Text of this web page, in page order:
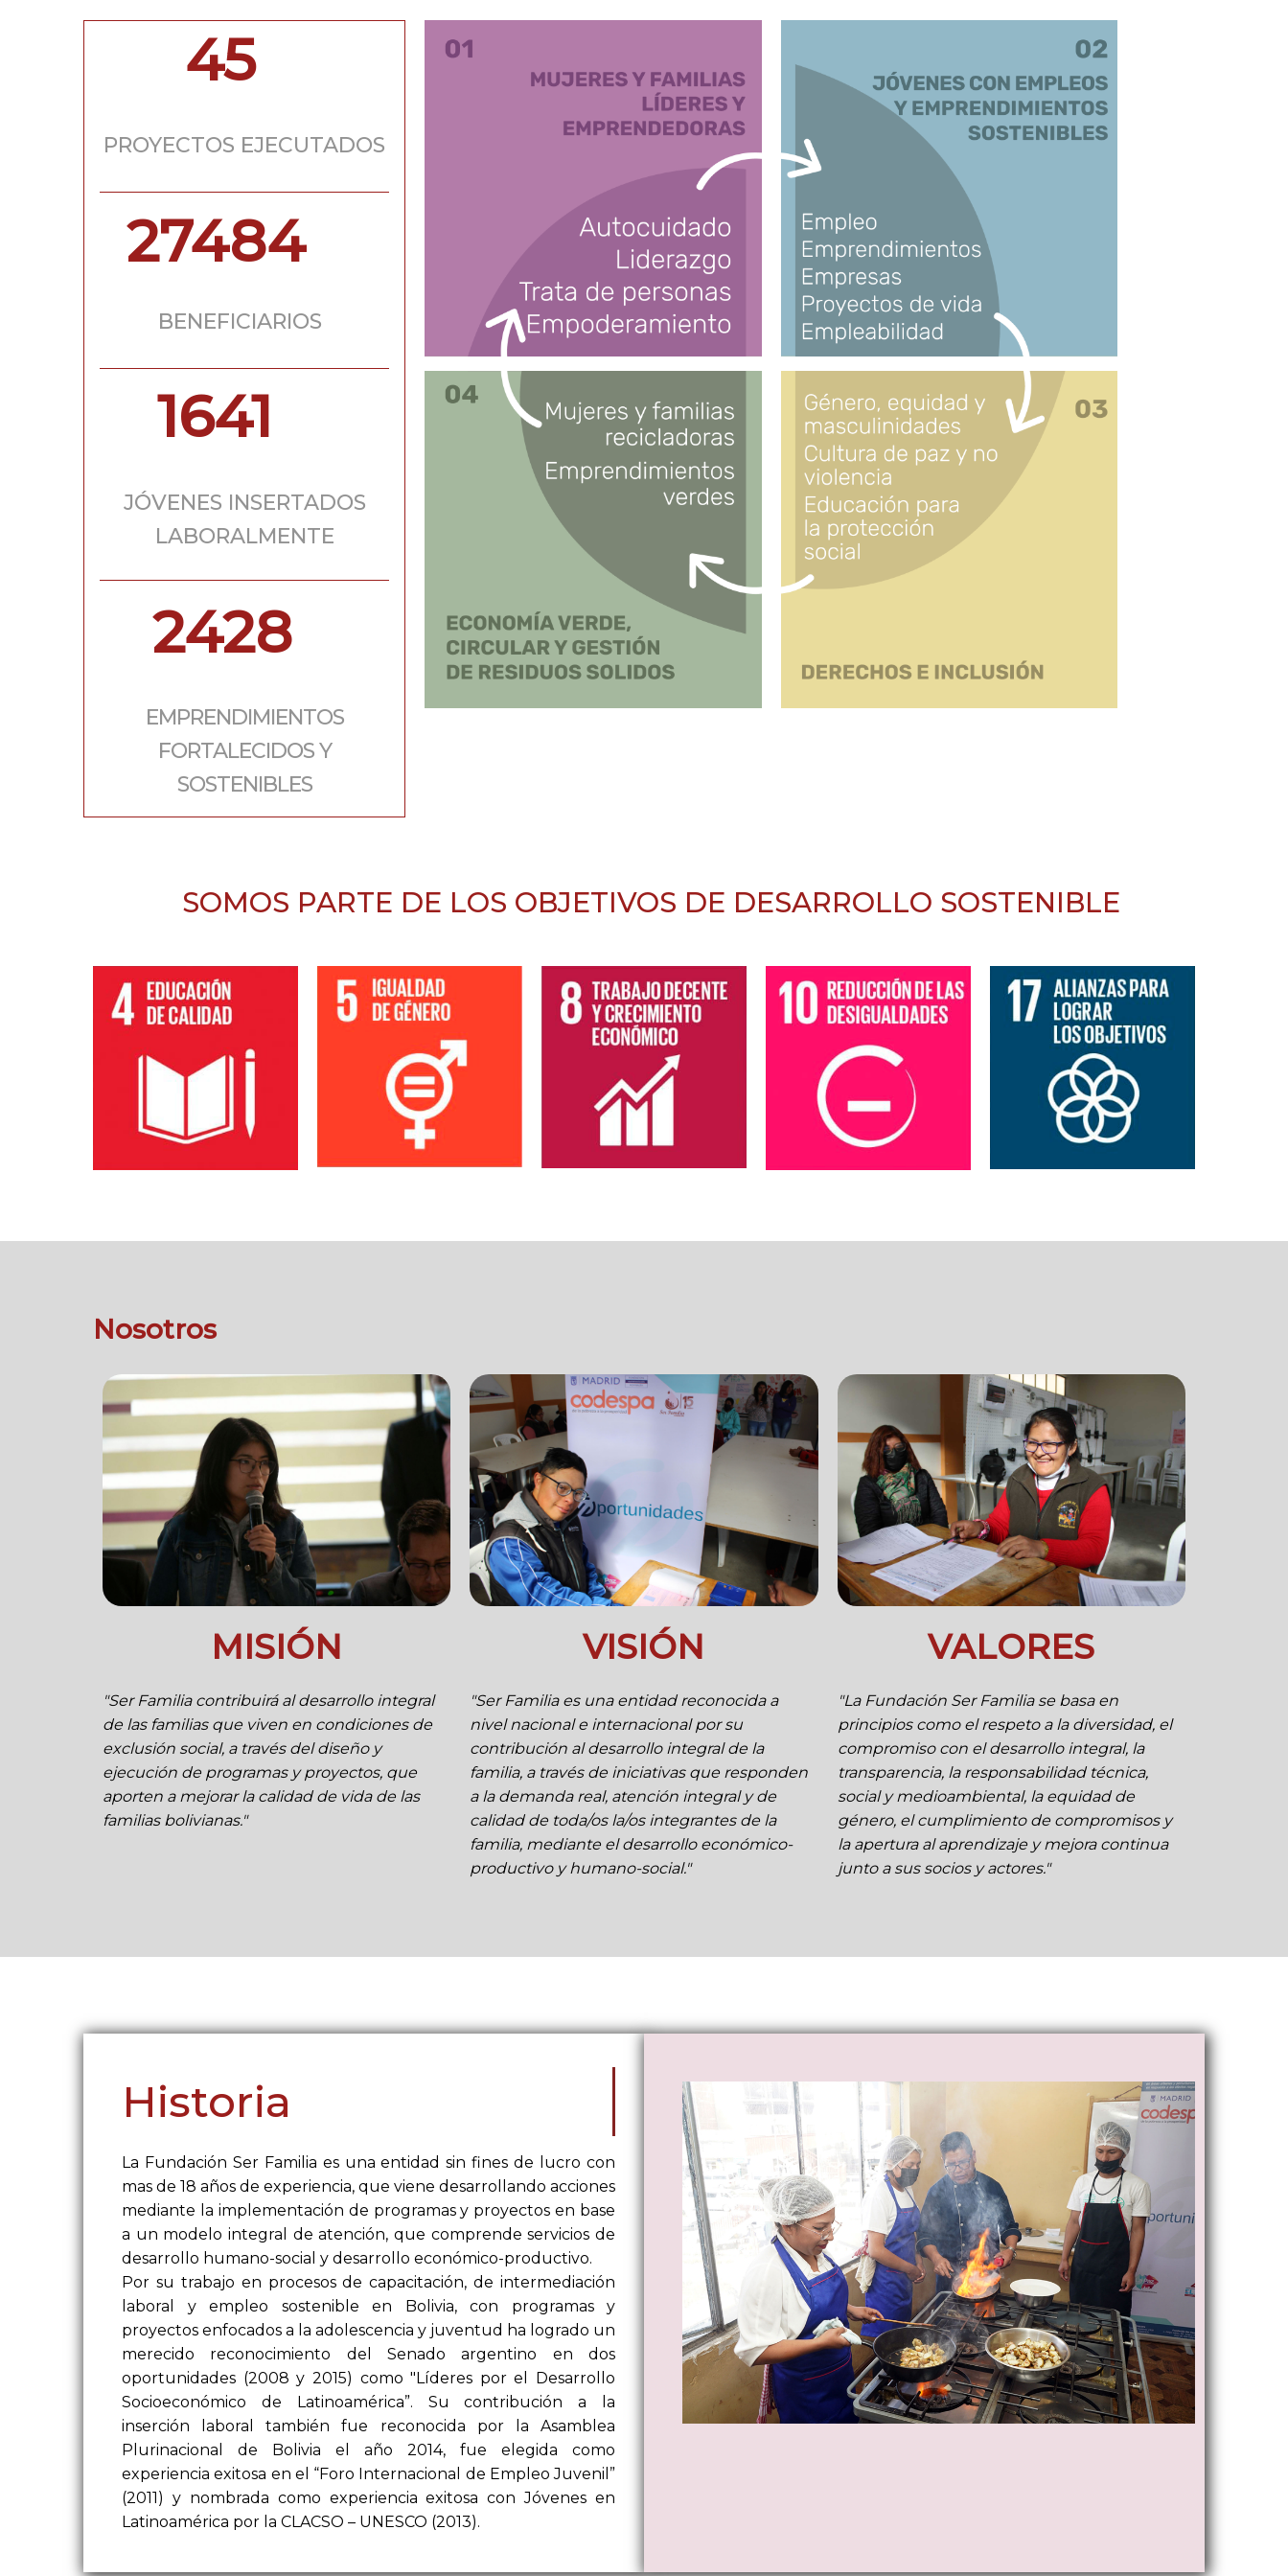
45
PROYECTOS EJECUTADOS
27484
BENEFICIARIOS
1641
JÓVENES INSERTADOS
LABORALMENTE
2428
EMPRENDIMIENTOS
FORTALECIDOS Y
SOSTENIBLES
SOMOS PARTE DE LOS OBJETIVOS DE DESARROLLO SOSTENIBLE
Nosotros
MISIÓN
"Ser Familia contribuirá al desarrollo integral
de las familias que viven en condiciones de
exclusión social, a través del diseño y
ejecución de programas y proyectos, que
aporten a mejorar la calidad de vida de las
familias bolivianas."
VISIÓN
"Ser Familia es una entidad reconocida a
nivel nacional e internacional por su
contribución al desarrollo integral de la
familia, a través de iniciativas que responden
a la demanda real, atención integral y de
calidad de toda/os la/os integrantes de la
familia, mediante el desarrollo económico-
productivo y humano-social."
VALORES
"La Fundación Ser Familia se basa en
principios como el respeto a la diversidad, el
compromiso con el desarrollo integral, la
transparencia, la responsabilidad técnica,
social y medioambiental, la equidad de
género, el cumplimiento de compromisos y
la apertura al aprendizaje y mejora continua
junto a sus socios y actores."
Historia
La Fundación Ser Familia es una entidad sin fines de lucro con
mas de 18 años de experiencia, que viene desarrollando acciones
mediante la implementación de programas y proyectos en base
a un modelo integral de atención, que comprende servicios de
desarrollo humano-social y desarrollo económico-productivo.
Por su trabajo en procesos de capacitación, de intermediación
laboral y empleo sostenible en Bolivia, con programas y
proyectos enfocados a la adolescencia y juventud ha logrado un
merecido reconocimiento del Senado argentino en dos
oportunidades (2008 y 2015) como "Líderes por el Desarrollo
Socioeconómico de Latinoamérica”. Su contribución a la
inserción laboral también fue reconocida por la Asamblea
Plurinacional de Bolivia el año 2014, fue elegida como
experiencia exitosa en el “Foro Internacional de Empleo Juvenil”
(2011) y nombrada como experiencia exitosa con Jóvenes en
Latinoamérica por la CLACSO – UNESCO (2013).